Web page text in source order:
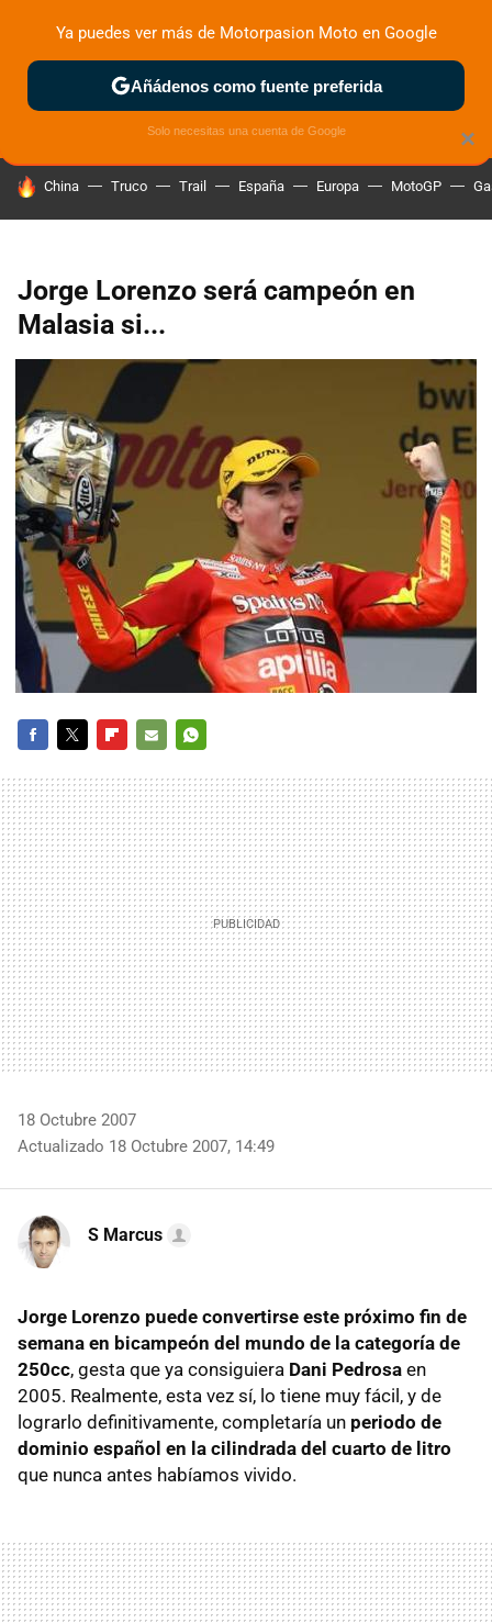
ZONA DE PRUEBAS DEPORTIVAS MOTOS ELÉCTRICAS
HOY SE HABLA DE
China Truco Trail España Europa MotoGP
Jorge Lorenzo será campeón en
Malasia si...
MAIL
18 Octubre 2007
Actualizado 18 Octubre 2007, 14:49
S Marcus
Jorge Lorenzo puede convertirse este próximo fin de
semana en bicampeón del mundo de la categoría de
250cc, gesta que ya consiguiera Dani Pedrosa en
2005. Realmente, esta vez sí, lo tiene muy fácil, y de
lograrlo definitivamente, completaría un periodo de
dominio español en la cilindrada del cuarto de litro
que nunca antes habíamos vivido.
×
Ya puedes ver más de Motorpasion Moto en Google
Añádenos como fuente preferida
Solo necesitas una cuenta de Google